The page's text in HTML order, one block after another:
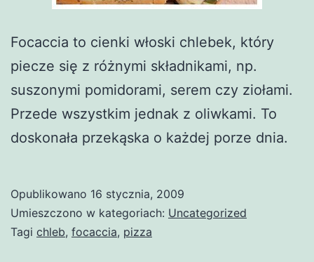
Focaccia to cienki włoski chlebek, który
piecze się z różnymi składnikami, np.
suszonymi pomidorami, serem czy ziołami.
Przede wszystkim jednak z oliwkami. To
doskonała przekąska o każdej porze dnia.
Opublikowano 16 stycznia, 2009
Umieszczono w kategoriach: Uncategorized
Tagi chleb, focaccia, pizza